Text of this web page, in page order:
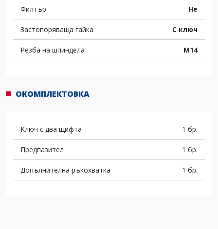
Филтър Не
Застопоряваща гайка С ключ
Резба на шпиндела M14
ОКОМПЛЕКТОВКА
Ключ с два щифта 1 бр.
Предпазител 1 бр.
Допълнителна ръкохватка 1 бр.